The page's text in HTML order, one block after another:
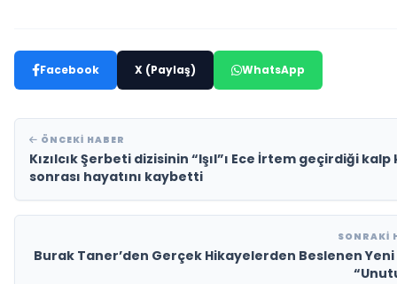
Facebook X (Paylaş) WhatsApp
ÖNCEKI HABER
Kızılcık Şerbeti dizisinin “Işıl”ı Ece İrtem geçirdiği kalp
sonrası hayatını kaybetti
SONRAKI
Burak Taner’den Gerçek Hikayelerden Beslenen Yeni